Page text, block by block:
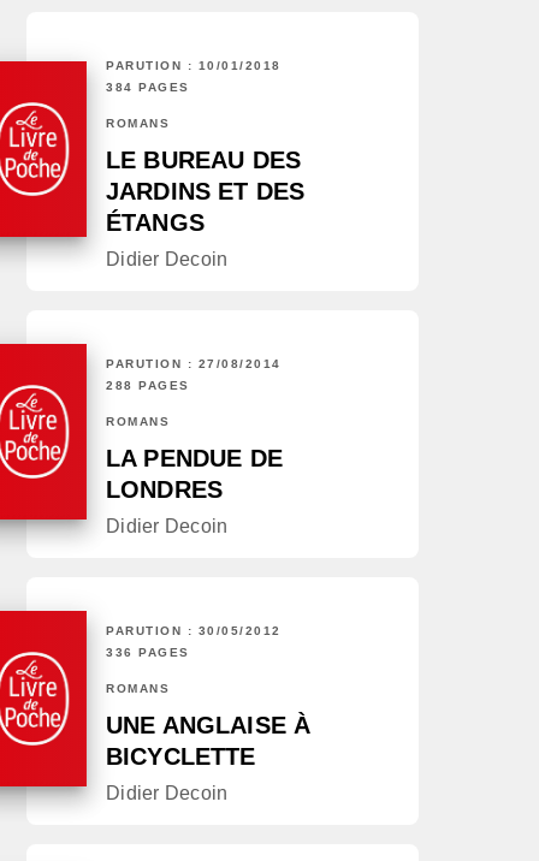
PARUTION : 10/01/2018
384 PAGES
ROMANS
LE BUREAU DES
JARDINS ET DES
ÉTANGS
Didier Decoin
PARUTION : 27/08/2014
288 PAGES
ROMANS
LA PENDUE DE
LONDRES
Didier Decoin
PARUTION : 30/05/2012
336 PAGES
ROMANS
UNE ANGLAISE À
BICYCLETTE
Didier Decoin